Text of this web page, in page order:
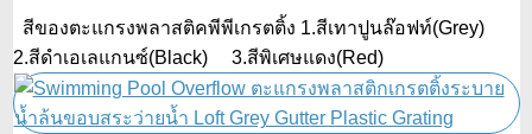
สีของตะแกรงพลาสติคพีพีเกรตติ้ง 1.สีเทาปูนล๊อฟท์(Grey)
2.สีดำเอเลแกนซ์(Black) 3.สีพิเศษแดง(Red)